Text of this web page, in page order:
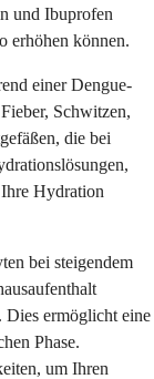
und Ibuprofen
erhöhen können.
einer Dengue-
Schwitzen,
die bei
Hydration
bei steigendem
Dies ermöglicht eine
Phase.
um Ihren